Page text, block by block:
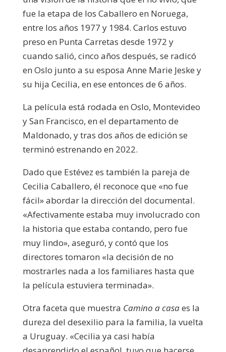
fue la etapa de los Caballero en Noruega,
entre los años 1977 y 1984. Carlos estuvo
preso en Punta Carretas desde 1972 y
cuando salió, cinco años después, se radicó
en Oslo junto a su esposa Anne Marie Jeske y
su hija Cecilia, en ese entonces de 6 años.
La película está rodada en Oslo, Montevideo
y San Francisco, en el departamento de
Maldonado, y tras dos años de edición se
terminó estrenando en 2022.
Dado que Estévez es también la pareja de
Cecilia Caballero, él reconoce que «no fue
fácil» abordar la dirección del documental.
«Afectivamente estaba muy involucrado con
la historia que estaba contando, pero fue
muy lindo», aseguró, y contó que los
directores tomaron «la decisión de no
mostrarles nada a los familiares hasta que
la película estuviera terminada».
Otra faceta que muestra Camino a casaes la
dureza del desexilio para la familia, la vuelta
a Uruguay. «Cecilia ya casi había